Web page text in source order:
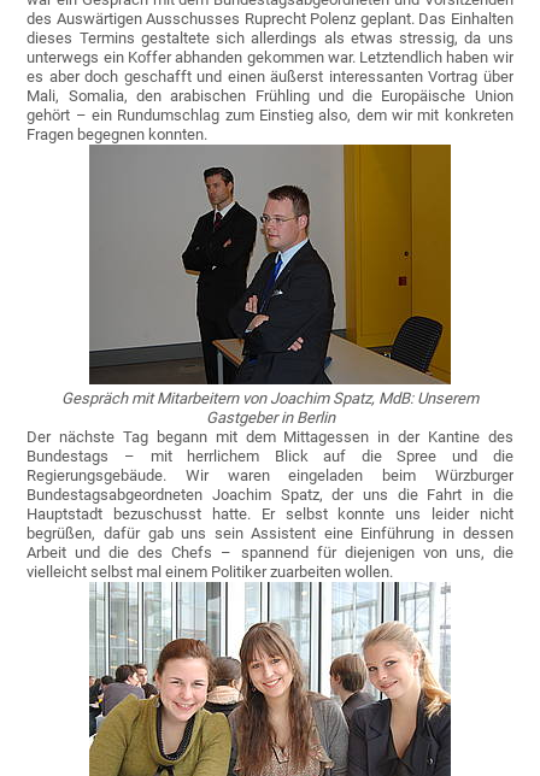
des Auswärtigen Ausschusses Ruprecht Polenz geplant. Das Einhalten
dieses Termins gestaltete sich allerdings als etwas stressig, da uns
unterwegs ein Koffer abhanden gekommen war. Letztendlich haben wir
es aber doch geschafft und einen äußerst interessanten Vortrag über
Mali, Somalia, den arabischen Frühling und die Europäische Union
gehört – ein Rundumschlag zum Einstieg also, dem wir mit konkreten
Fragen begegnen konnten.
Gespräch mit Mitarbeitern von Joachim Spatz, MdB: Unserem
Gastgeber in Berlin
Der nächste Tag begann mit dem Mittagessen in der Kantine des
Bundestags – mit herrlichem Blick auf die Spree und die
Regierungsgebäude. Wir waren eingeladen beim Würzburger
Bundestagsabgeordneten Joachim Spatz, der uns die Fahrt in die
Hauptstadt bezuschusst hatte. Er selbst konnte uns leider nicht
begrüßen, dafür gab uns sein Assistent eine Einführung in dessen
Arbeit und die des Chefs – spannend für diejenigen von uns, die
vielleicht selbst mal einem Politiker zuarbeiten wollen.